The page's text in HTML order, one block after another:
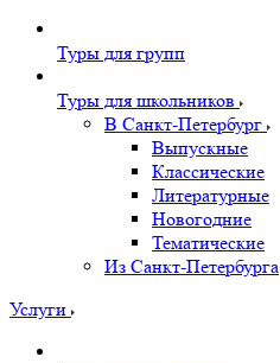
Туры для групп
Туры для школьников
В Санкт-Петербург
Выпускные
Классические
Литературные
Новогодние
Тематические
Из Санкт-Петербурга
Услуги